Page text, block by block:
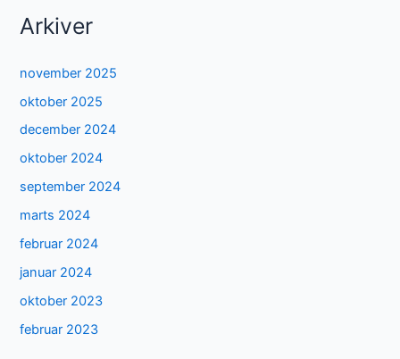
Arkiver
november 2025
oktober 2025
december 2024
oktober 2024
september 2024
marts 2024
februar 2024
januar 2024
oktober 2023
februar 2023